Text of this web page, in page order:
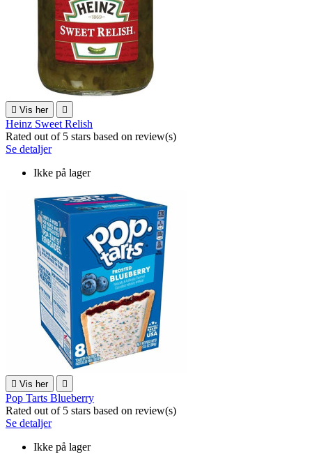
 Vis her 
Heinz Sweet Relish
Rated out of 5 stars based on review(s)
Se detaljer
Ikke på lager
 Vis her 
Pop Tarts Blueberry
Rated out of 5 stars based on review(s)
Se detaljer
Ikke på lager